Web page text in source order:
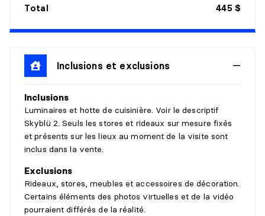
CUISINE
Dimensions :
Revêtement :Plancher flottant
Détails :
GARDE-MANGER
Niveau :Penthouse
Dimensions : 5'6" X 3'11"
Détails :
CHAMBRE À COUCHER PRINCIPALE
Total 445 $
Inclusions et exclusions
Inclusions
Luminaires et hotte de cuisinière. Voir le descriptif
Skyblü 2. Seuls les stores et rideaux sur mesure fixés
et présents sur les lieux au moment de la visite sont
inclus dans la vente.
Exclusions
Rideaux, stores, meubles et accessoires de décoration.
Certains éléments des photos virtuelles et de la vidéo
pourraient différés de la réalité.